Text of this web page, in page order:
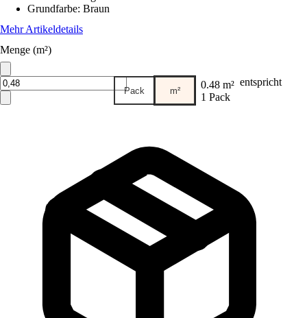
Grundfarbe: Braun
Mehr Artikeldetails
Menge (m²)
Pack m² 0.48 m² entspricht
1 Pack